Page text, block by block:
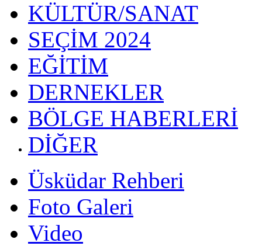
KÜLTÜR/SANAT
SEÇİM 2024
EĞİTİM
DERNEKLER
BÖLGE HABERLERİ
DİĞER
Üsküdar Rehberi
Foto Galeri
Video